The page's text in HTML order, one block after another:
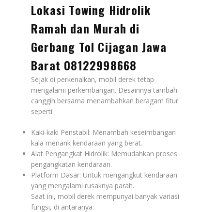
Lokasi Towing Hidrolik
Ramah dan Murah di
Gerbang Tol Cijagan Jawa
Barat 08122998668
Sejak di perkenalkan, mobil derek tetap
mengalami perkembangan. Desainnya tambah
canggih bersama menambahkan beragam fitur
seperti:
Kaki-kaki Penstabil: Menambah keseimbangan
kala menarik kendaraan yang berat.
Alat Pengangkat Hidrolik: Memudahkan proses
pengangkatan kendaraan.
Platform Dasar: Untuk mengangkut kendaraan
yang mengalami rusaknya parah.
Saat ini, mobil derek mempunyai banyak variasi
fungsi, di antaranya: